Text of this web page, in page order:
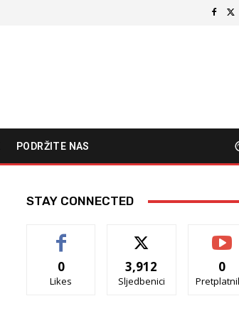
PODRŽITE NAS
STAY CONNECTED
0
Likes
3,912
Sljedbenici
0